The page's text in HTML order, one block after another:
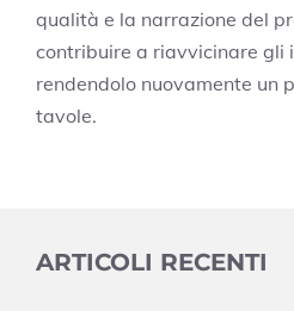
qualità e la narrazione del
contribuire a riavvicinare gli
rendendolo nuovamente un
tavole.
ARTICOLI RECENTI